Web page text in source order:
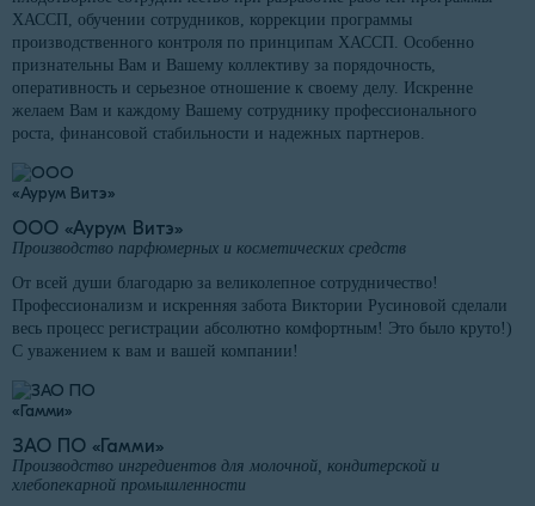
ХАССП, обучении сотрудников, коррекции программы
производственного контроля по принципам ХАССП. Особенно
признательны Вам и Вашему коллективу за порядочность,
оперативность и серьезное отношение к своему делу. Искренне
желаем Вам и каждому Вашему сотруднику профессионального
роста, финансовой стабильности и надежных партнеров.
ООО «Аурум Витэ»
Производство парфюмерных и косметических средств
От всей души благодарю за великолепное сотрудничество!
Профессионализм и искренняя забота Виктории Русиновой сделали
весь процесс регистрации абсолютно комфортным! Это было круто!)
С уважением к вам и вашей компании!
ЗАО ПО «Гамми»
Производство ингредиентов для молочной, кондитерской и
хлебопекарной промышленности